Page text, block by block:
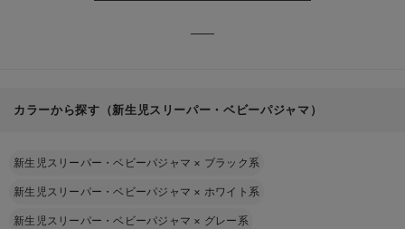
カラーから探す（新生児スリーパー・ベビーパジャマ）
新生児スリーパー・ベビーパジャマ × ブラック系
新生児スリーパー・ベビーパジャマ × ホワイト系
新生児スリーパー・ベビーパジャマ × グレー系